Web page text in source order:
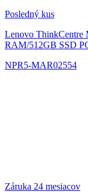
Posledný kus
Lenovo ThinkCentre
RAM/512GB SSD
NPR5-MAR02554
Záruka 24 mesiacov